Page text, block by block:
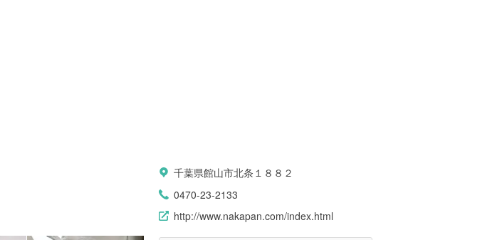
千葉県館山市北条１８８２
0470-23-2133
http://www.nakapan.com/index.html